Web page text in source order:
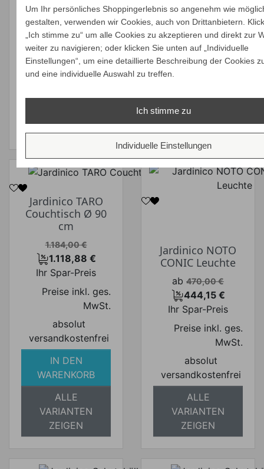
Ihr Spar-Preis
Preise inkl. ges.
absolut
versandkostenfrei
ALLE
ZEIGEN
MwSt.
absolut
versandkostenfrei
IN DEN
WARENKORB
ALLE
VARIANTEN
ZEIGEN
Jardinico TARO
Couchtisch Ø 90
cm
Verkaufspreis
1.184,00 €
Preis
1.118,88 €
Ihr Spar-Preis
Preise inkl. ges.
MwSt.
absolut
versandkostenfrei
IN DEN
WARENKORB
ALLE
VARIANTEN
ZEIGEN
Jardinico NOTO
CONIC Leuchte
Verkaufspreis
ab 470,00 €
Preis
444,15 €
Ihr Spar-Preis
Preise inkl. ges.
MwSt.
absolut
versandkostenfrei
ALLE
VARIANTEN
ZEIGEN
Um Ihr persönliches Shoppingerlebnis so angenehm wie
gestalten, verwenden wir Cookies, auch von Drittanbietern.
„Ich stimme zu“ um alle Cookies zu akzeptieren und direkt zur
weiter zu navigieren; oder klicken Sie unten auf „Individuelle
Einstellungen“, um eine detaillierte Beschreibung der Cookies
und eine individuelle Auswahl zu treffen.
Ich stimme zu
Individuelle Einstellungen